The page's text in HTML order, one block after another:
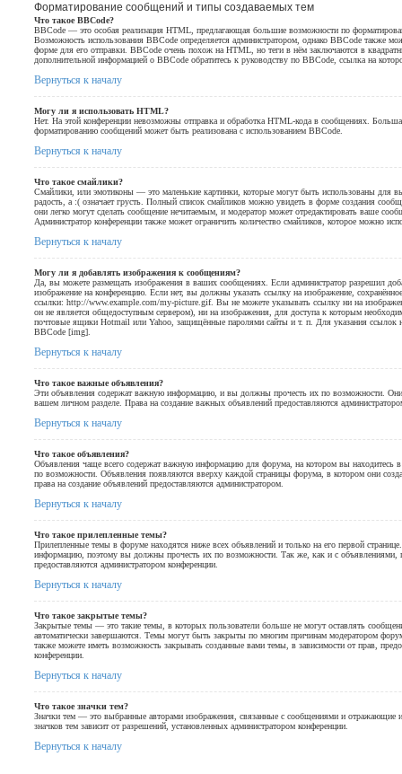
Форматирование сообщений и типы создаваемых тем
Что такое BBCode?
BBCode — это особая реализация HTML, предлагающая большие возможности по
Возможность использования BBCode определяется администратором, однако BBCode также
форме для его отправки. BBCode очень похож на HTML, но теги в нём заключаются в
дополнительной информацией о BBCode обратитесь к руководству по BBCode, ссылка на
Вернуться к началу
Могу ли я использовать HTML?
Нет. На этой конференции невозможны отправка и обработка HTML-кода в сообщениях.
форматированию сообщений может быть реализована с использованием BBCode.
Вернуться к началу
Что такое смайлики?
Смайлики, или эмотиконы — это маленькие картинки, которые могут быть использованы для
радость, а :( означает грусть. Полный список смайликов можно увидеть в форме создания
они легко могут сделать сообщение нечитаемым, и модератор может отредактировать ваше
Администратор конференции также может ограничить количество смайликов, которое можно
Вернуться к началу
Могу ли я добавлять изображения к сообщениям?
Да, вы можете размещать изображения в ваших сообщениях. Если администратор разрешил
изображение на конференцию. Если нет, вы должны указать ссылку на изображение,
ссылки: http://www.example.com/my-picture.gif. Вы не можете указывать ссылку ни на
он не является общедоступным сервером), ни на изображения, для доступа к которым
почтовые ящики Hotmail или Yahoo, защищённые паролями сайты и т. п. Для указания ссылок
BBCode [img].
Вернуться к началу
Что такое важные объявления?
Эти объявления содержат важную информацию, и вы должны прочесть их по возможности.
вашем личном разделе. Права на создание важных объявлений предоставляются
Вернуться к началу
Что такое объявления?
Объявления чаще всего содержат важную информацию для форума, на котором вы находитесь
по возможности. Объявления появляются вверху каждой страницы форума, в котором они
права на создание объявлений предоставляются администратором.
Вернуться к началу
Что такое прилепленные темы?
Прилепленные темы в форуме находятся ниже всех объявлений и только на его первой
информацию, поэтому вы должны прочесть их по возможности. Так же, как и с объявлениями,
предоставляются администратором конференции.
Вернуться к началу
Что такое закрытые темы?
Закрытые темы — это такие темы, в которых пользователи больше не могут оставлять
автоматически завершаются. Темы могут быть закрыты по многим причинам модератором
также можете иметь возможность закрывать созданные вами темы, в зависимости от прав,
конференции.
Вернуться к началу
Что такое значки тем?
Значки тем — это выбранные авторами изображения, связанные с сообщениями и отражающие
значков тем зависит от разрешений, установленных администратором конференции.
Вернуться к началу